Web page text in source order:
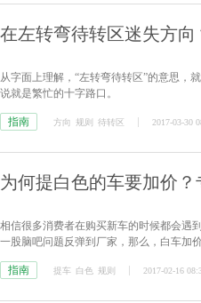
在左转弯待转区迷失方向
从字面上理解，“左转弯待转区”的意思，
说就是繁忙的十字路口。
指南 方向 规则 待转区 2017-03-30
为何提白色的车要加价
相信很多消费者在购买新车的时候都会遇
一股脑吧问题反弹到厂家，那么，白车加
指南 提车 白色 规则 2017-02-16